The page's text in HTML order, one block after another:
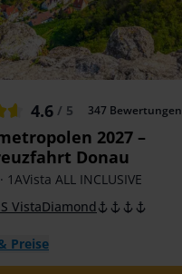
4.6 / 5 347 Bewertungen
2027 –
Donau
· 1AVista ALL INCLUSIVE
VistaDiamond
Preise